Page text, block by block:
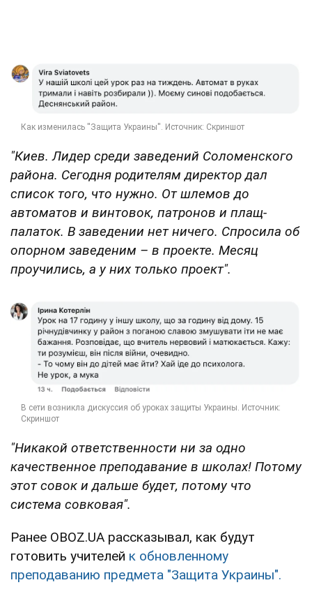
"Киев. Лидер среди заведений Соломенского
района. Сегодня родителям директор дал
список того, что нужно. От шлемов до
автоматов и винтовок, патронов и плащ-
палаток. В заведении нет ничего. Спросила об
опорном заведеним – в проекте. Месяц
проучились, а у них только проект".
"Никакой ответственности ни за одно
качественное преподавание в школах! Потому
этот совок и дальше будет, потому что
система совковая".
Ранее OBOZ.UA рассказывал, как будут
готовить учителей к обновленному
преподаванию предмета "Защита Украины".